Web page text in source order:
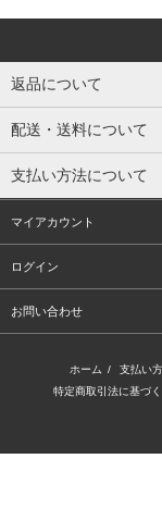
返品について
配送・送料について
支払い方法について
マイアカウント
ログイン
お問い合わせ
ホーム / 支払い
特定商取引法に基づ